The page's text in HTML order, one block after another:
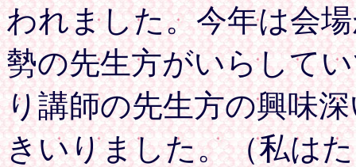
われました。今年は会
勢の先生方がいらして
り講師の先生方の興味
きいりました。（私は